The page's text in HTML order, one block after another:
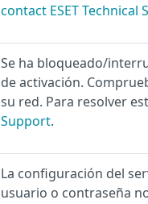
contact ESET Technical
Se ha bloqueado/
de activación.
su red. Para resolver
Support.
La configuración del
usuario o contraseña